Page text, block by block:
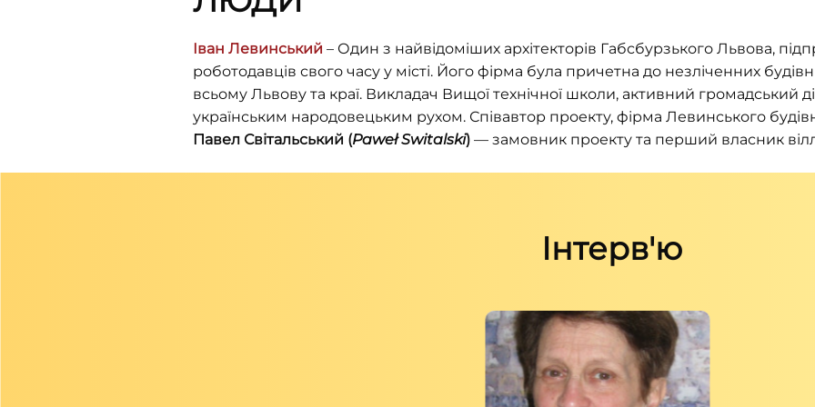
тут з'явилися офіси політичних
значно перебудована.Іван Левинський – Один з найвідоміших архітекторів Габсбурзького Львова,
роботодавців свого часу у місті. Його фірма була причетна до незліченних
всьому Львову та краї. Викладач Вищої технічної школи, активний громадський
українським народовецьким рухом. Співавтор проекту, фірма Левинського
Павел Світальський (Paweł Switalski) — замовник проекту та перший власник
Інтерв'ю